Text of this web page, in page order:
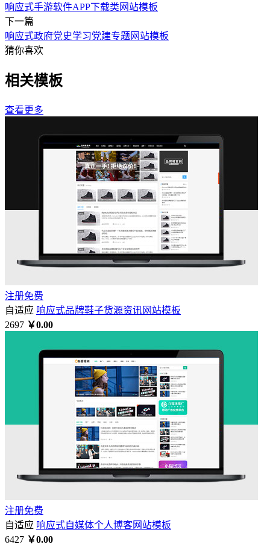
响应式手游软件APP下载类网站模板
下一篇
响应式政府党史学习党建专题网站模板
猜你喜欢
相关模板
查看更多
注册免费
自适应 响应式品牌鞋子货源资讯网站模板
2697 ￥0.00
注册免费
自适应 响应式自媒体个人博客网站模板
6427 ￥0.00